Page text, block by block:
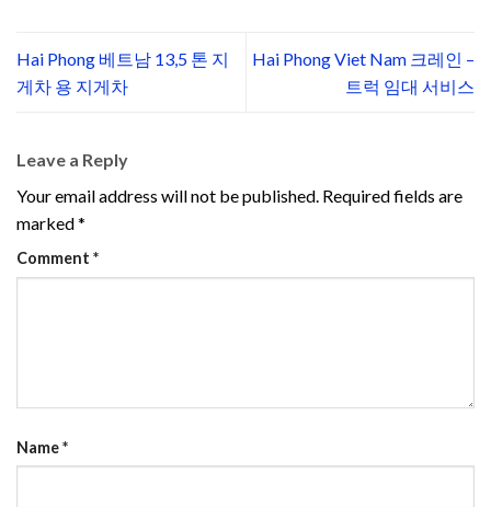
Hai Phong 베트남 13,5 톤 지
게차 용 지게차
Hai Phong Viet Nam 크레인 –
트럭 임대 서비스
Leave a Reply
Your email address will not be published. Required fields are
marked*
Comment *
Name*